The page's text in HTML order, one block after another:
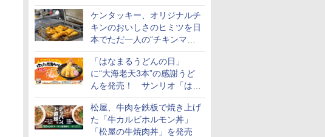
大
ケンタッキー、オリジナルチ
キンのおいしさのヒミツを日
本でただ一人の“チキンマイ
スター”笠原氏から学んでき
た「はなまるうどんの日」
に“大海老天3本”の感謝うど
んを発売！ サンリオ「はな
まるおばけ」のシール/キャ
ンディなども
松屋、牛肉を鉄板で焼き上げ
た「牛カルビホルモン丼」
「松屋の牛焼肉丼」を発売